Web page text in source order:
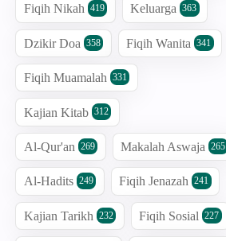
Fiqih Nikah 419 Keluarga 363
Dzikir Doa 358 Fiqih Wanita 341
Fiqih Muamalah 331
Kajian Kitab 312
Al-Qur'an 269 Makalah Aswaja 265
Al-Hadits 249 Fiqih Jenazah 241
Kajian Tarikh 232 Fiqih Sosial 227